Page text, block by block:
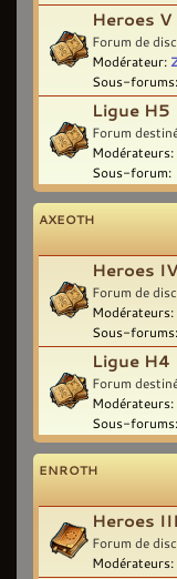
Heroes V
Forum de
Modérateur:
Sous-forums:
Ligue H5
Forum
Modérateurs:
Sous-forum:
AXEOTH
Heroes IV
Forum de
Modérateurs:
Sous-forums:
Ligue H4
Forum
Modérateurs:
Sous-forums:
ENROTH
Heroes III
Forum de
Modérateurs: